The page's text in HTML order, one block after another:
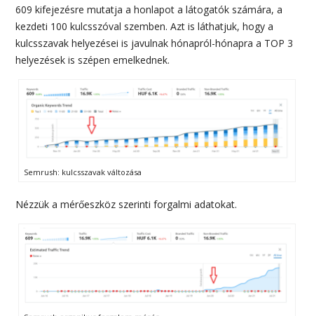
609 kifejezésre mutatja a honlapot a látogatók számára, a
kezdeti 100 kulcsszóval szemben. Azt is láthatjuk, hogy a
kulcsszavak helyezései is javulnak hónapról-hónapra a TOP 3
helyezések is szépen emelkednek.
Semrush: kulcsszavak változása
Nézzük a mérőeszköz szerinti forgalmi adatokat.